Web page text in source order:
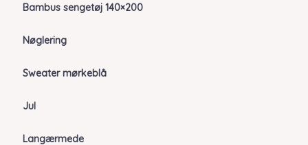
Bambus sengetøj 140×200
Nøglering
Sweater mørkeblå
Jul
Langærmede